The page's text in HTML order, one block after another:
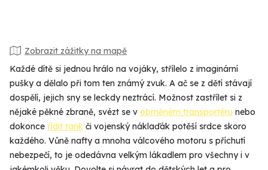
Zobrazit zážitky na mapě
Každé dítě si jednou hrálo na vojáky, střílelo z imaginární
pušky a dělalo při tom ten známý zvuk. A ač se z dětí stávají
dospělí, jejich sny se leckdy neztrácí. Možnost zastřílet si z
nějaké pěkné zbraně, svézt se v obrněném transportéru nebo
dokonce řídit tank či vojenský náklaďák potěší srdce skoro
každého. Vůně nafty a mnoha válcového motoru s příchutí
nebezpečí, to je odedávna velkým lákadlem pro všechny i v